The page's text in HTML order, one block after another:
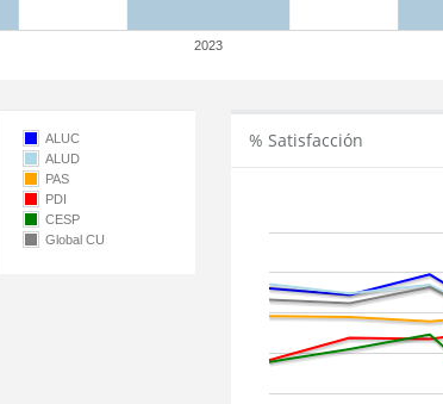
2023
ALUC
ALUD
PAS
PDI
CESP
Global CU
% Satisfacción